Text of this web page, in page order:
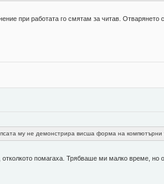
при работата го смятам за читав. Отварянето
му не демонстрира висша форма на компютърни
помагаха. Трябваше ми малко време,